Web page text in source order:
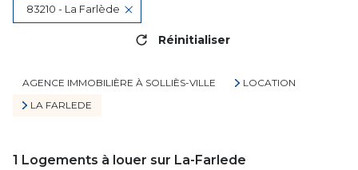
83210 - La Farlède
Réinitialiser
AGENCE IMMOBILIÈRE À SOLLIÈS-VILLE
LOCATION
LA FARLEDE
1 Logements à louer sur La-Farlede